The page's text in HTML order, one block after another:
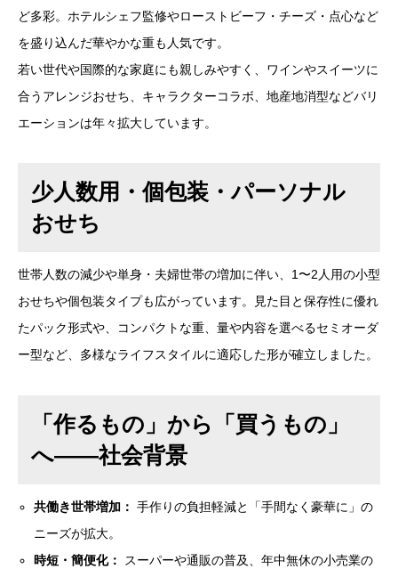
ど多彩。ホテルシェフ監修やローストビーフ・チーズ・点心など
を盛り込んだ華やかな重も人気です。
若い世代や国際的な家庭にも親しみやすく、ワインやスイーツに
合うアレンジおせち、キャラクターコラボ、地産地消型などバリ
エーションは年々拡大しています。
少人数用・個包装・パーソナル
おせち
世帯人数の減少や単身・夫婦世帯の増加に伴い、1〜2人用の小型
おせちや個包装タイプも広がっています。見た目と保存性に優れ
たパック形式や、コンパクトな重、量や内容を選べるセミオーダ
ー型など、多様なライフスタイルに適応した形が確立しました。
「作るもの」から「買うもの」
へ——社会背景
共働き世帯増加： 手作りの負担軽減と「手間なく豪華に」の
ニーズが拡大。
時短・簡便化：
スーパーや通販の普及、年中無休の小売業の